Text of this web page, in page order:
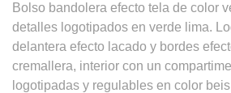
Bolso bandolera efecto tela de color
detalles logotipados en verde lima.
delantera efecto lacado y bordes
cremallera, interior con un
logotipadas y regulables en color